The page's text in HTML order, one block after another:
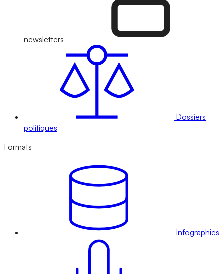
newsletters
Dossiers
politiques
Formats
Infographies